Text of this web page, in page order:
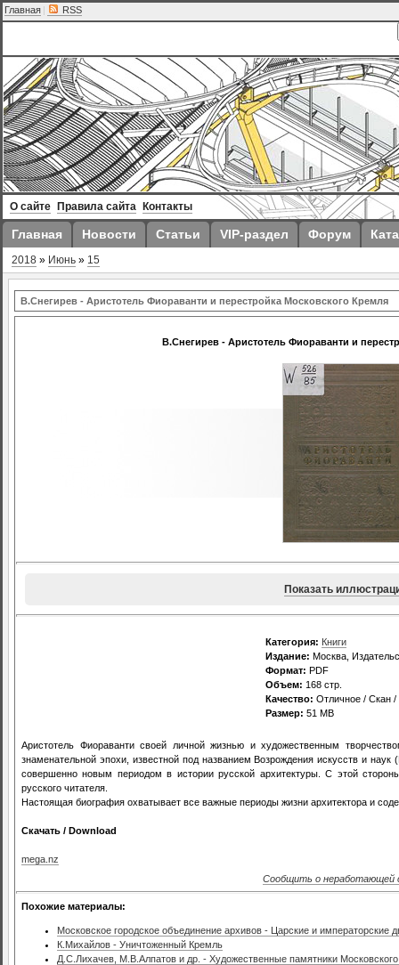
Главная | RSS
О сайте Правила сайта Контакты
Главная Новости Статьи VIP-раздел Форум
2018 » Июнь » 15
В.Снегирев - Аристотель Фиораванти и перестройка Московского Кремля
В.Снегирев - Аристотель Фиораванти и
Показать
Категория: Книги
Издание: Москва,
Формат: PDF
Объем: 168 стр.
Качество: Отличное / Скан /
Размер: 51 MB
Аристотель Фиораванти своей личной жизнью и художественным
знаменательной эпохи, известной под названием Возрождения искусств и
совершенно новым периодом в истории русской архитектуры. С этой
русского читателя.
Настоящая биография охватывает все важные периоды жизни архитектора и
Скачать / Download
mega.nz
Сообщить о неработающей
Похожие материалы:
Московское городское объединение архивов - Царские и императорские
К.Михайлов - Уничтоженный Кремль
Д.С.Лихачев, М.В.Алпатов и др. - Художественные памятники